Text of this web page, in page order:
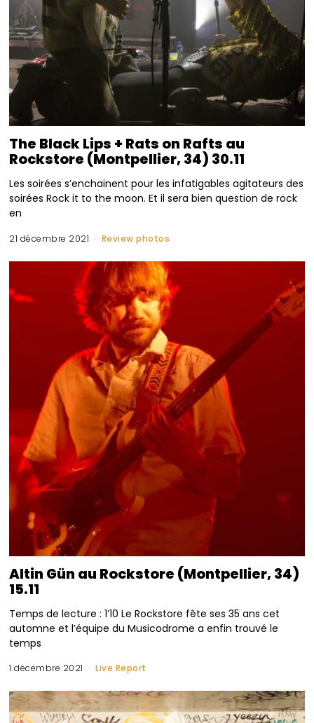
The Black Lips + Rats on Rafts au
Rockstore (Montpellier, 34) 30.11
Les soirées s’enchainent pour les infatigables agitateurs des
soirées Rock it to the moon. Et il sera bien question de rock
en
21 décembre 2021 Review photos
Altin Gün au Rockstore (Montpellier, 34)
15.11
Temps de lecture : 1’10 Le Rockstore fête ses 35 ans cet
automne et l’équipe du Musicodrome a enfin trouvé le
temps
1 décembre 2021 Live Report